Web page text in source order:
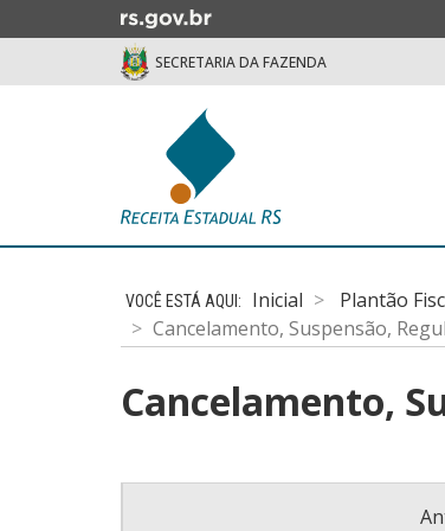
para
Ir
SECRETARIA DA FAZENDA
Inicial Plantão
Cancelamento, Suspensão,
Cancelamento,